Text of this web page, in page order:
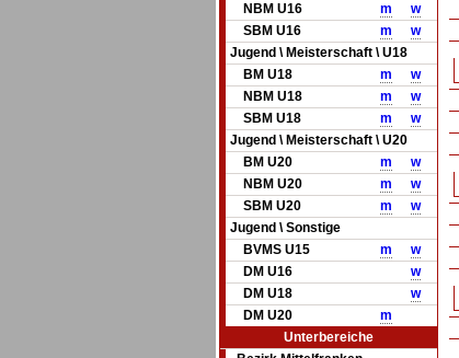
NBM U16
m
w
SBM U16
m
w
Jugend \ Meisterschaft \ U18
BM U18
m
w
NBM U18
m
w
SBM U18
m
w
Jugend \ Meisterschaft \ U20
BM U20
m
w
NBM U20
m
w
SBM U20
m
w
Jugend \ Sonstige
BVMS U15
m
w
DM U16
w
DM U18
w
DM U20
m
Unterbereiche